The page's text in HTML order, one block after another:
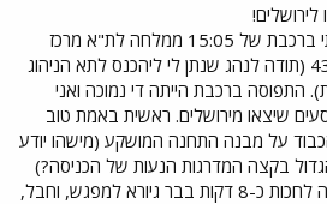
שלום לכולם, אתמול נסעתי ברכבת של 15:05 ממלחה לת"א מרכז
שהורכבה ממערכים 17 ו-43 (תודה לנהג שנתן לי ליהכנס לתא הניהוג
התפוסה ברכבת הייתה די נמוכה ואני
מס' הנוסעים שיצאו מירושלים. ראשית באמת טוב
על מבנה התחנה המושקע (מישהו יודע
בקצה המדרגות הנעות של הכניסה?)
הרכבת שנסעתי בא נאלצה לחכות כ-8 דקות בבר גיורא למפגש, וחבל,